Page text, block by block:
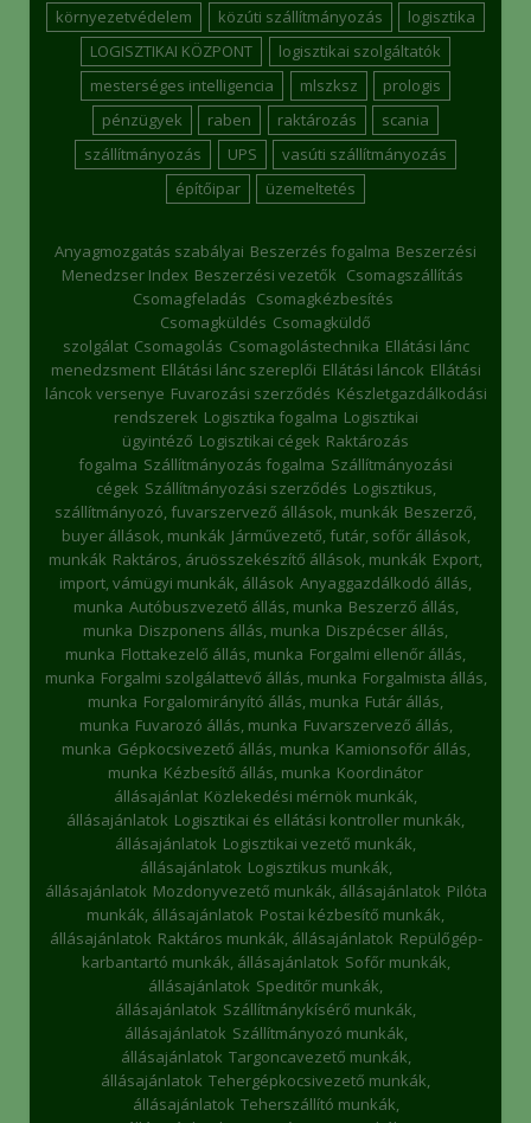
környezetvédelem
közúti szállítmányozás
logisztika
LOGISZTIKAI KÖZPONT
logisztikai szolgáltatók
mesterséges intelligencia
mlszksz
prologis
pénzügyek
raben raktározás
scania
szállítmányozás
UPS
vasúti szállítmányozás
építőipar
üzemeltetés
Anyagmozgatás szabályai Beszerzés fogalma Beszerzési
Menedzser Index Beszerzési vezetők Csomagszállítás
Csomagfeladás Csomagkézbesítés
Csomagküldés Csomagküldő
szolgálat Csomagolás Csomagolástechnika Ellátási lánc
menedzsment Ellátási lánc szereplői Ellátási láncok Ellátási
láncok versenye Fuvarozási szerződés Készletgazdálkodási
rendszerek Logisztika fogalma Logisztikai
ügyintéző Logisztikai cégek Raktározás
fogalma Szállítmányozás fogalma Szállítmányozási
cégek Szállítmányozási szerződés Logisztikus,
szállítmányozó, fuvarszervező állások, munkák Beszerző,
buyer állások, munkák Járművezető, futár, sofőr állások,
munkák Raktáros, áruösszekészítő állások, munkák Export,
import, vámügyi munkák, állások Anyaggazdálkodó állás,
munka Autóbuszvezető állás, munka Beszerző állás,
munka Diszponens állás, munka Diszpécser állás,
munka Flottakezelő állás, munka Forgalmi ellenőr állás,
munka Forgalmi szolgálattevő állás, munka Forgalmista állás,
munka Forgalomirányító állás, munka Futár állás,
munka Fuvarozó állás, munka Fuvarszervező állás,
munka Gépkocsivezető állás, munka Kamionsofőr állás,
munka Kézbesítő állás, munka Koordinátor
állásajánlat Közlekedési mérnök munkák,
állásajánlatok Logisztikai és ellátási kontroller munkák,
állásajánlatok Logisztikai vezető munkák,
állásajánlatok Logisztikus munkák,
állásajánlatok Mozdonyvezető munkák, állásajánlatok Pilóta
munkák, állásajánlatok Postai kézbesítő munkák,
állásajánlatok Raktáros munkák, állásajánlatok Repülőgép-
karbantartó munkák, állásajánlatok Sofőr munkák,
állásajánlatok Speditőr munkák,
állásajánlatok Szállítmánykísérő munkák,
állásajánlatok Szállítmányozó munkák,
állásajánlatok Targoncavezető munkák,
állásajánlatok Tehergépkocsivezető munkák,
állásajánlatok Teherszállító munkák,